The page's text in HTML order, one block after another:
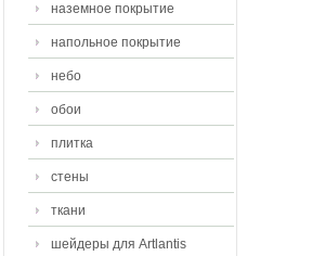
наземное покрытие
напольное покрытие
небо
обои
плитка
стены
ткани
шейдеры для Artlantis